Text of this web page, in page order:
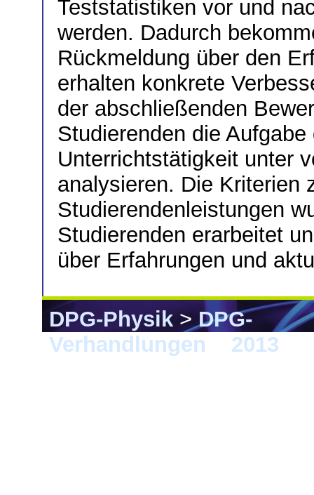
Teststatistiken vor und
werden. Dadurch
Rückmeldung über den
erhalten konkrete
der abschließenden
Studierenden die
Unterrichtstätigkeit unter
analysieren. Die Kriterien
Studierendenleistungen
Studierenden erarbeitet
über Erfahrungen und
DPG-Physik>DPG-
Verhandlungen
2013